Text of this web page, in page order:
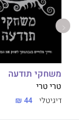
משחקי תודעה
טרי טרי
דיגיטלי 44 ₪